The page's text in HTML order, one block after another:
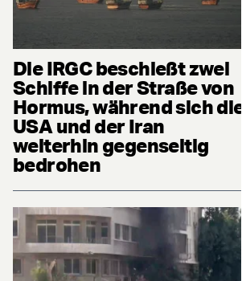
Die IRGC beschießt zwei
Schiffe in der Straße von
Hormus, während sich die
USA und der Iran
weiterhin gegenseitig
bedrohen